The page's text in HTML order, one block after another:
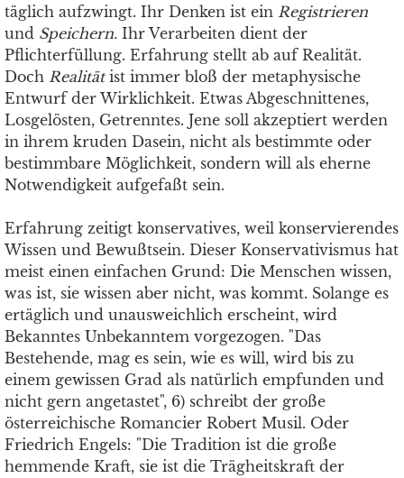
täglich aufzwingt. Ihr Denken ist ein Registrieren
und Speichern. Ihr Verarbeiten dient der
Pflichterfüllung. Erfahrung stellt ab auf Realität.
Doch Realitätist immer bloß der metaphysische
Entwurf der Wirklichkeit. Etwas Abgeschnittenes,
Losgelösten, Getrenntes. Jene soll akzeptiert werden
in ihrem kruden Dasein, nicht als bestimmte oder
bestimmbare Möglichkeit, sondern will als eherne
Notwendigkeit aufgefaßt sein.
Erfahrung zeitigt konservatives, weil konservierendes
Wissen und Bewußtsein. Dieser Konservativismus hat
meist einen einfachen Grund: Die Menschen wissen,
was ist, sie wissen aber nicht, was kommt. Solange es
ertäglich und unausweichlich erscheint, wird
Bekanntes Unbekanntem vorgezogen. "Das
Bestehende, mag es sein, wie es will, wird bis zu
einem gewissen Grad als natürlich empfunden und
nicht gern angetastet", 6) schreibt der große
österreichische Romancier Robert Musil. Oder
Friedrich Engels: "Die Tradition ist die große
hemmende Kraft, sie ist die Trägheitskraft der